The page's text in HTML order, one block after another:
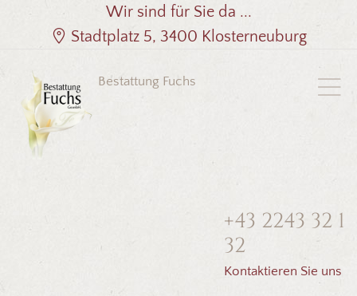
Wir sind für Sie da ...
Stadtplatz 5, 3400 Klosterneuburg
Bestattung Fuchs
+43 2243 32 1
32
Kontaktieren Sie uns